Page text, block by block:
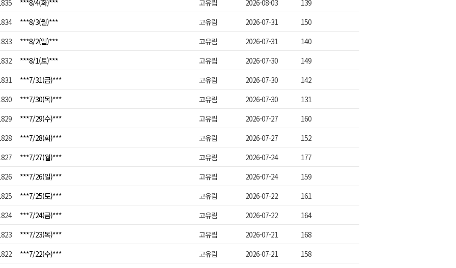
***8/4(화)*** 고유림 2026-08-03
139
***8/3(월)*** 고유림 2026-07-31
150
***8/2(일)*** 고유림 2026-07-31
140
***8/1(토)*** 고유림 2026-07-30
149
***7/31(금)*** 고유림 2026-07-30
142
***7/30(목)*** 고유림 2026-07-30
131
***7/29(수)*** 고유림 2026-07-27
160
***7/28(화)*** 고유림 2026-07-27
152
***7/27(월)*** 고유림 2026-07-24
177
***7/26(일)*** 고유림 2026-07-24
159
***7/25(토)*** 고유림 2026-07-22
161
***7/24(금)*** 고유림 2026-07-22
164
***7/23(목)*** 고유림 2026-07-21
168
***7/22(수)*** 고유림 2026-07-21 158